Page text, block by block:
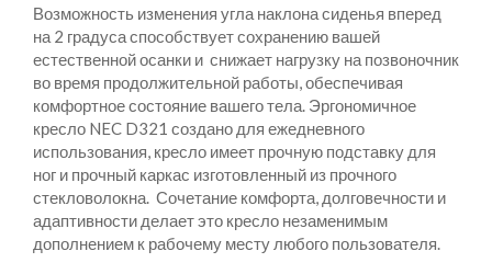
Возможность изменения угла наклона сиденья вперед
на 2 градуса способствует сохранению вашей
естественной осанки и снижает нагрузку на позвоночник
во время продолжительной работы, обеспечивая
комфортное состояние вашего тела. Эргономичное
кресло NEC D321 создано для ежедневного
использования, кресло имеет прочную подставку для
ног и прочный каркас изготовленный из прочного
стекловолокна. Сочетание комфорта, долговечности и
адаптивности делает это кресло незаменимым
дополнением к рабочему месту любого пользователя.